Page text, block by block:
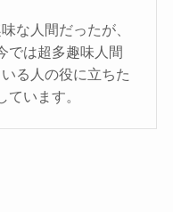
な人間だったが、
では超多趣味人間
る人の役に立ちた
ています。